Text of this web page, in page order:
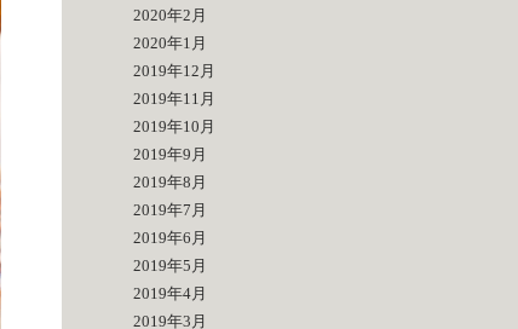
2020年2月
2020年1月
2019年12月
2019年11月
2019年10月
2019年9月
2019年8月
2019年7月
2019年6月
2019年5月
2019年4月
2019年3月